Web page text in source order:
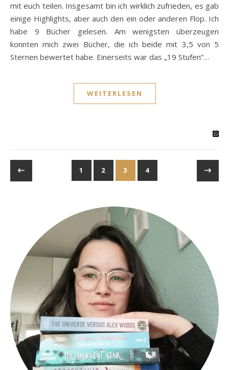
mit euch teilen. Insgesamt bin ich wirklich zufrieden, es gab
einige Highlights, aber auch den ein oder anderen Flop. Ich
habe 9 Bücher gelesen. Am wenigsten überzeugen
konnten mich zwei Bücher, die ich beide mit 3,5 von 5
Sternen bewertet habe. Einerseits war das „19 Stufen“…
WEITERLESEN
1 2 3 4